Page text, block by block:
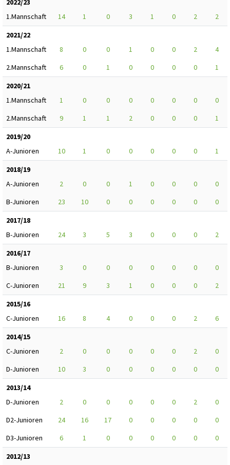
2022/23
1.Mannschaft
14 1 0 3 1 0 2
2
2021/22
1.Mannschaft
8 0 0 1 0 0 2
4
2.Mannschaft
6 0 1 0 0 0 0
1
2020/21
1.Mannschaft
1 0 0 0 0 0 0
0
2.Mannschaft
9 1 1 2 0 0 0
1
2019/20
A-Junioren
10 1 0 0 0 0 0
1
2018/19
A-Junioren
2 0 0 1 0 0 0
0
B-Junioren
23 10 0 0 0 0 0
0
2017/18
B-Junioren
24 3 5 3 0 0 0
2
2016/17
B-Junioren
3 0 0 0 0 0 0
0
C-Junioren
21 9 3 1 0 0 0
2
2015/16
C-Junioren
16 8 4 0 0 0 2
6
2014/15
C-Junioren
2 0 0 0 0 0 2
0
D-Junioren
10 3 0 0 0 0 0
0
2013/14
D-Junioren
2 0 0 0 0 0 2
0
D2-Junioren
24 16 17 0 0 0 0
0
D3-Junioren
6 1 0 0 0 0 0
0
2012/13